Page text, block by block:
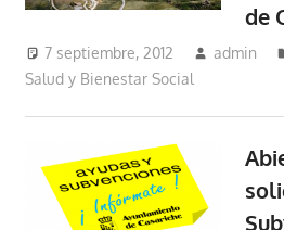
de
7 septiembre, 2012 admin
Salud y Bienestar Social